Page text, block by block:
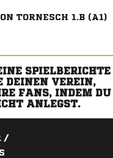
TORNESCH 1.B (A1)
SPIELBERICHTE
DEINEN VEREIN,
FANS, INDEM DU
ANLEGST.
/